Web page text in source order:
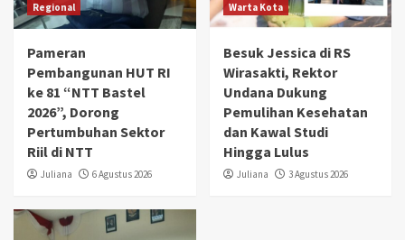
Regional
Pameran
Pembangunan HUT RI
ke 81 “NTT Bastel
2026”, Dorong
Pertumbuhan Sektor
Riil di NTT
Juliana 6 Agustus 2026
Warta Kota
Besuk Jessica di RS
Wirasakti, Rektor
Undana Dukung
Pemulihan Kesehatan
dan Kawal Studi
Hingga Lulus
Juliana 3 Agustus 2026